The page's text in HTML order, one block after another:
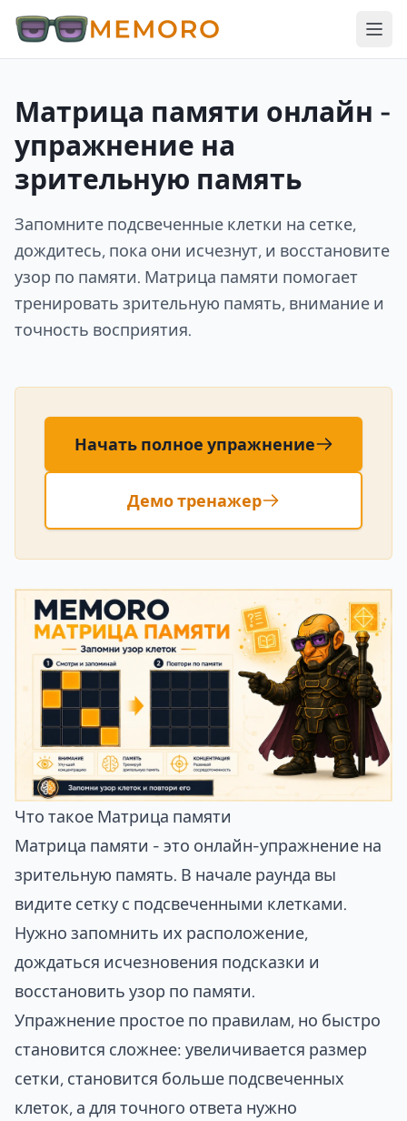
Матрица памяти онлайн -
упражнение на
зрительную память
Запомните подсвеченные клетки на сетке,
дождитесь, пока они исчезнут, и восстановите
узор по памяти. Матрица памяти помогает
тренировать зрительную память, внимание и
точность восприятия.
Начать полное упражнение
Демо тренажер
Что такое Матрица памяти
Матрица памяти - это онлайн-упражнение на
зрительную память. В начале раунда вы
видите сетку с подсвеченными клетками.
Нужно запомнить их расположение,
дождаться исчезновения подсказки и
восстановить узор по памяти.
Упражнение простое по правилам, но быстро
становится сложнее: увеличивается размер
сетки, становится больше подсвеченных
клеток, а для точного ответа нужно